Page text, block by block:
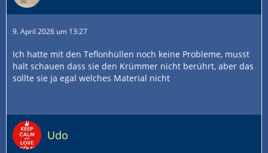
9. April 2026 um 13:27
Ich hatte mit den Teflonhüllen noch keine Probleme, musst
halt schauen dass sie den Krümmer nicht berührt, aber das
sollte sie ja egal welches Material nicht
Udo